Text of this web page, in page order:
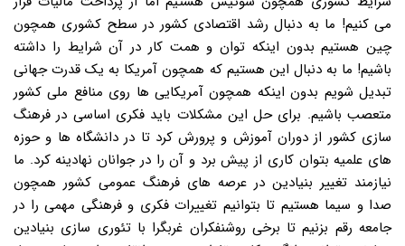
می کنیم! ما به دنبال رشد اقتصادی کشور در سطح کشوری همچون
چین هستیم بدون اینکه توان و همت کار در آن شرایط را داشته
باشیم! ما به دنبال این هستیم که همچون آمریکا به یک قدرت جهانی
تبدیل شویم بدون اینکه همچون آمریکایی ها روی منافع ملی کشور
متعصب باشیم. برای حل این مشکلات باید فکری اساسی در فرهنگ
سازی کشور از دوران آموزش و پرورش کرد تا در دانشگاه ها و حوزه
های علمیه بتوان کاری از پیش برد و آن را در جوانان نهادینه کرد. ما
نیازمند تغییر بنیادین در عرصه های فرهنگ عمومی کشور همچون
صدا و سیما هستیم تا بتوانیم تغییرات فکری و فرهنگی مهمی را در
جامعه رقم بزنیم تا برخی روشنفکران غربگرا با تئوری سازی بنیادین